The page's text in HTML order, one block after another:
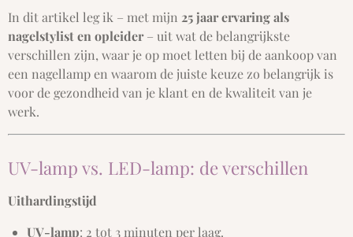
In dit artikel leg ik – met mijn 25 jaar ervaring als
nagelstylist en opleider– uit wat de belangrijkste
verschillen zijn, waar je op moet letten bij de aankoop van
een nagellamp en waarom de juiste keuze zo belangrijk is
voor de gezondheid van je klant en de kwaliteit van je
werk.
UV-lamp vs. LED-lamp: de verschillen
Uithardingstijd
UV-lamp: 2 tot 3 minuten per laag.